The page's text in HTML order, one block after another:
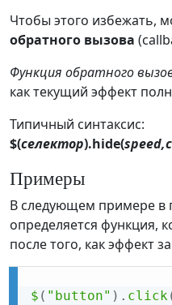
Чтобы этого избежать,
обратного вызова
Функция обратного
как текущий эффект
Типичный синтаксис:
$(селектор).hide(
Примеры
В следующем примере в
определяется функция,
после того, как эффект
$ ( "button" ) . click